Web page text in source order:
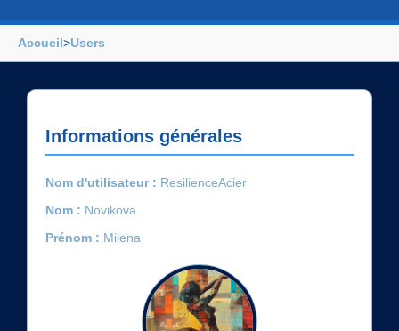
Accueil>Users
Informations générales
Nom d'utilisateur : ResilienceAcier
Nom : Novikova
Prénom : Milena